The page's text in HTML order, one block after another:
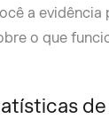
a evidência
o que